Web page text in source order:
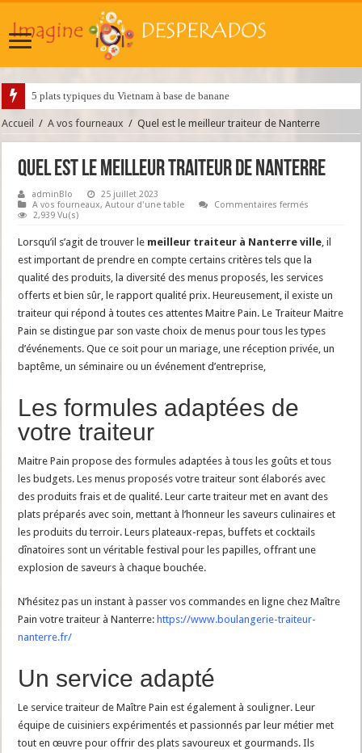
5 plats typiques du Vietnam à base de banane
Accueil / A vos fourneaux / Quel est le meilleur traiteur de Nanterre
Quel est le meilleur traiteur de Nanterre
adminBlo
25 juillet 2023
A vos fourneaux,Autour d'une table Commentaires fermés
meilleur
traiteur
de
Nanterre
2,939 Vu(s)
Lorsqu’il s’agit de trouver le meilleur traiteur à Nanterre ville , il
est important de prendre en compte certains critères tels que la
qualité des produits, la diversité des menus proposés, les services
offerts et bien sûr, le rapport qualité prix. Heureusement, il existe un
traiteur qui répond à toutes ces attentes Maitre Pain. Le Traiteur Maitre
Pain se distingue par son vaste choix de menus pour tous les types
d’événements. Que ce soit pour un mariage, une réception privée, un
baptême, un séminaire ou un événement d’entreprise,
Les formules adaptées de
votre traiteur
Maitre Pain propose des formules adaptées à tous les goûts et tous
les budgets. Les menus proposés votre traiteur sont élaborés avec
des produits frais et de qualité. Leur carte traiteur met en avant des
plats préparés avec soin, mettant à l’honneur les saveurs culinaires et
les produits du terroir. Leurs plateaux-repas, buffets et cocktails
dînatoires sont un véritable festival pour les papilles, offrant une
explosion de saveurs à chaque bouchée.
N’hésitez pas un instant à passer vos commandes en ligne chez Maître
Pain votre traiteur à Nanterre:https://www.boulangerie-traiteur-
nanterre.fr/
Un service adapté
Le service traiteur de Maître Pain est également à souligner. Leur
équipe de cuisiniers expérimentés et passionnés par leur métier met
tout en œuvre pour offrir des plats savoureux et gourmands. Ils